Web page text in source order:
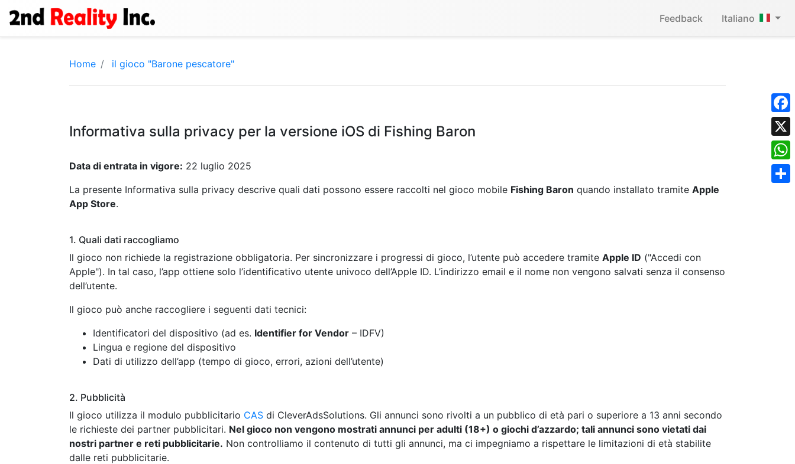
Feedback Italiano
X
Home il gioco "Barone pescatore"
Informativa sulla privacy per la versione iOS di Fishing Baron
Data di entrata in vigore: 22 luglio 2025
La presente Informativa sulla privacy descrive quali dati possono essere raccolti nel gioco mobile Fishing Baron quando installato tramite Apple
App Store.
1. Quali dati raccogliamo
Il gioco non richiede la registrazione obbligatoria. Per sincronizzare i progressi di gioco, l’utente può accedere tramite Apple ID ("Accedi con
Apple"). In tal caso, l’app ottiene solo l’identificativo utente univoco dell’Apple ID. L’indirizzo email e il nome non vengono salvati senza il consenso
dell’utente.
Il gioco può anche raccogliere i seguenti dati tecnici:
Identificatori del dispositivo (ad es. Identifier for Vendor – IDFV)
Lingua e regione del dispositivo
Dati di utilizzo dell’app (tempo di gioco, errori, azioni dell’utente)
2. Pubblicità
Il gioco utilizza il modulo pubblicitario CAS di CleverAdsSolutions. Gli annunci sono rivolti a un pubblico di età pari o superiore a 13 anni secondo
le richieste dei partner pubblicitari. Nel gioco non vengono mostrati annunci per adulti (18+) o giochi d’azzardo; tali annunci sono vietati dai
nostri partner e reti pubblicitarie. Non controlliamo il contenuto di tutti gli annunci, ma ci impegniamo a rispettare le limitazioni di età stabilite
dalle reti pubblicitarie.